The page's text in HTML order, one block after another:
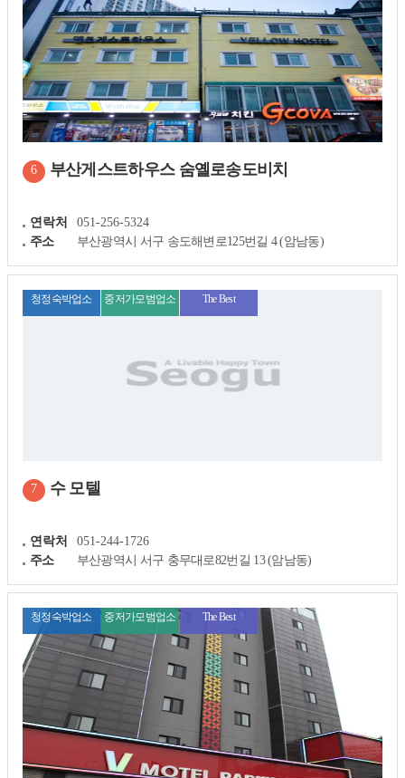
6 부산게스트하우스 숨옐로송도비치
연락처
051-256-5324
주소
부산광역시 서구 송도해변로125번길 4 (암남동)
청정숙박업소 중저가모범업소 The Best
7 수 모텔
연락처
051-244-1726
주소
부산광역시 서구 충무대로82번길 13 (암남동)
청정숙박업소 중저가모범업소 The Best